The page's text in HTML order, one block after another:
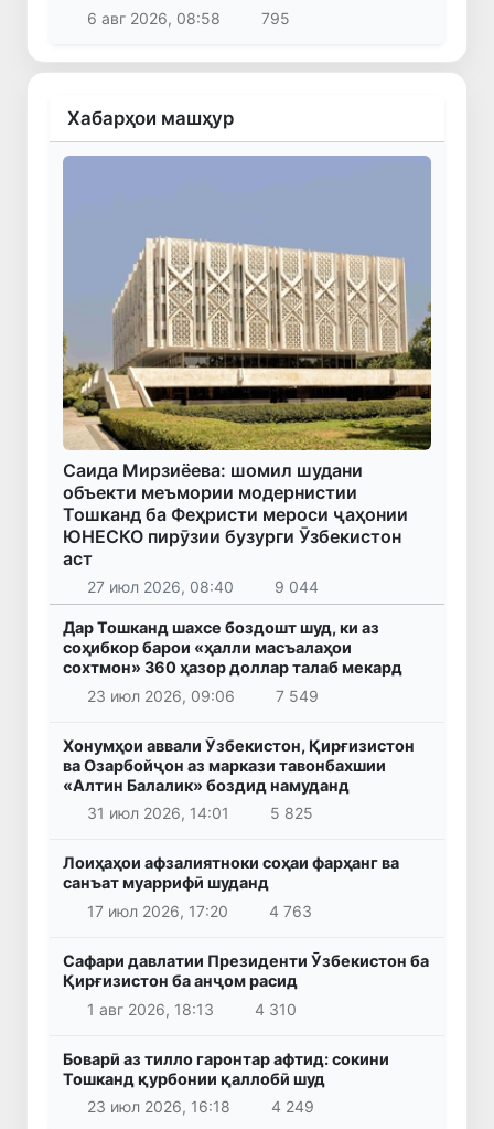
6 авг 2026, 08:58
795
Хабарҳои машҳур
Саида Мирзиёева: шомил шудани
объекти меъмории модернистии
Тошканд ба Феҳристи мероси ҷаҳонии
ЮНЕСКО пирӯзии бузурги Ӯзбекистон
аст
27 июл 2026, 08:40 9 044
Дар Тошканд шахсе боздошт шуд, ки аз
соҳибкор барои «ҳалли масъалаҳои
сохтмон» 360 ҳазор доллар талаб мекард
23 июл 2026, 09:06
7 549
Хонумҳои аввали Ӯзбекистон, Қирғизистон
ва Озарбойҷон аз маркази тавонбахшии
«Алтин Балалик» боздид намуданд
31 июл 2026, 14:01
5 825
Лоиҳаҳои афзалиятноки соҳаи фарҳанг ва
санъат муаррифӣ шуданд
17 июл 2026, 17:20
4 763
Сафари давлатии Президенти Ӯзбекистон ба
Қирғизистон ба анҷом расид
1 авг 2026, 18:13
4 310
Боварӣ аз тилло гаронтар афтид: сокини
Тошканд қурбонии қаллобӣ шуд
23 июл 2026, 16:18
4 249